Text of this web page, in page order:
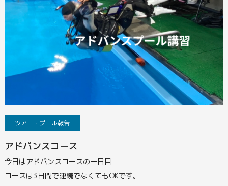
ツアー・プール報告
アドバンスコース
今日はアドバンスコースの一日目
コースは3日間で連続でなくてもOKです。